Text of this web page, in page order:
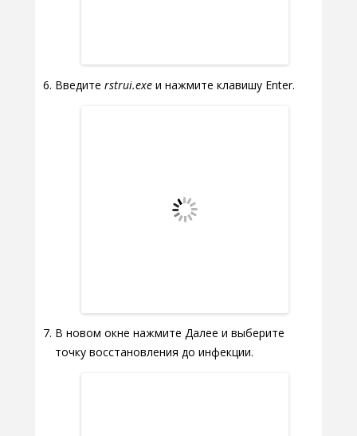
Введите rstrui.exe и нажмите клавишу Enter.
В новом окне нажмите Далее и выберите
точку восстановления до инфекции.